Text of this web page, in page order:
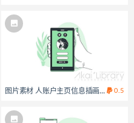
图片素材 人账户主页信息插画扁平场景
0.5